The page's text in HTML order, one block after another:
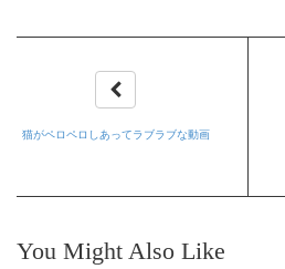
猫がペロペロしあってラブラブな動画
You Might Also Like